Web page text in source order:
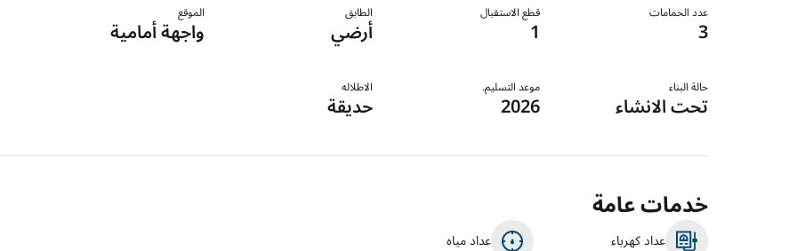
عدد الحمامات
3
قطع الاستقبال
1
الطابق
أرضي
الموقع
واجهة أمامية
حالة البناء
تحت الانشاء
موعد التسليم.
2026
الاطلاله
حديقة
خدمات عامة
عداد كهرباء عداد مياه